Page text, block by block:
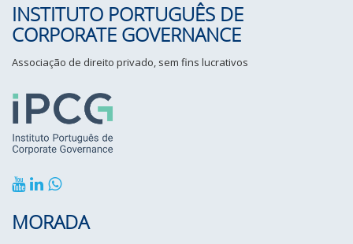
INSTITUTO PORTUGUÊS DE
CORPORATE GOVERNANCE
Associação de direito privado, sem fins lucrativos
MORADA